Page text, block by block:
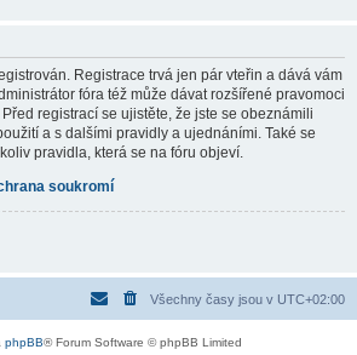
Registrace trvá jen pár vteřin a dává vám
fóra též může dávat rozšířené pravomoci
registrací se ujistěte, že jste se obeznámili
a s dalšími pravidly a ujednáními. Také se
pravidla, která se na fóru objeví.
soukromí
Všechny časy jsou v UTC+02:00
phpBB® Forum Software © phpBB Limited